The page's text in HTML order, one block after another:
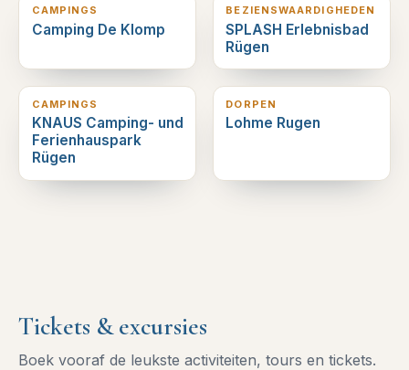
CAMPINGS
Camping De Klomp
BEZIENSWAARDIGHEDEN
SPLASH Erlebnisbad
Rügen
9 km verderop
CAMPINGS
KNAUS Camping- und
Ferienhauspark
Rügen
9 km verderop
DORPEN
Lohme Rugen
Tickets & excursies
Boek vooraf de leukste activiteiten, tours en tickets.